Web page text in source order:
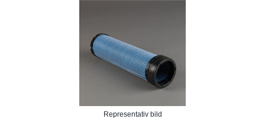
Representativ bild